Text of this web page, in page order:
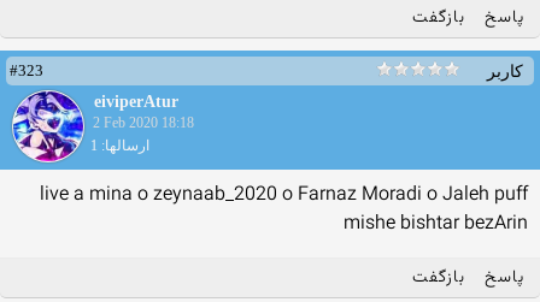
پاسخ بازگفت
کاربر
#323
eiviperAtur
2 Feb 2020 18:18
ارسالها: 1
live a mina o zeynaab_2020 o Farnaz Moradi o Jaleh puff
mishe bishtar bezArin
پاسخ بازگفت